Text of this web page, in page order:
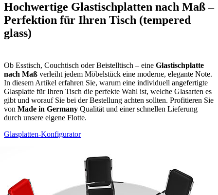
Hochwertige Glastischplatten nach Maß –
Perfektion für Ihren Tisch (tempered
glass)
Ob Esstisch, Couchtisch oder Beistelltisch – eine Glastischplatte
nach Maß verleiht jedem Möbelstück eine moderne, elegante Note.
In diesem Artikel erfahren Sie, warum eine individuell angefertigte
Glasplatte für Ihren Tisch die perfekte Wahl ist, welche Glasarten es
gibt und worauf Sie bei der Bestellung achten sollten. Profitieren Sie
von Made in Germany Qualität und einer schnellen Lieferung
durch unsere eigene Flotte.
Glasplatten-Konfigurator